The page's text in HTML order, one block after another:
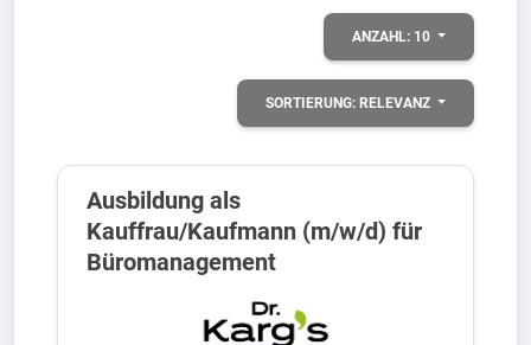
ANZAHL: 10
SORTIERUNG: RELEVANZ
Ausbildung als
Kauffrau/Kaufmann (m/w/d) für
Büromanagement